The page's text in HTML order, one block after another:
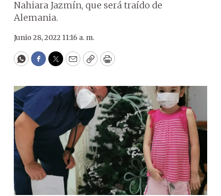
Nahiara Jazmín, que será traído de
Alemania.
Junio 28, 2022 11:16 a. m.
WhatsApp
Facebook
Twitter
EmailCopyPrint